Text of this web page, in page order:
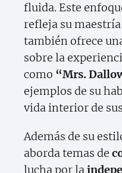
fluida. Este
refleja su
también ofrece
sobre la
como “Mrs.
ejemplos de su
vida interior de
Además de su
aborda temas de
lucha por la